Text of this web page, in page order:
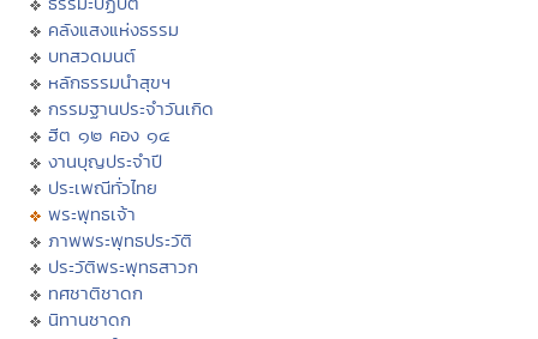
คลังแสงแห่งธรรม
บทสวดมนต์
หลักธรรมนำสุขฯ
กรรมฐานประจำวันเกิด
ฮีต ๑๒ คอง ๑๔
งานบุญประจำปี
ประเพณีทั่วไทย
พระพุทธเจ้า
ภาพพระพุทธประวัติ
ประวัติพระพุทธสาวก
ทศชาติชาดก
นิทานชาดก